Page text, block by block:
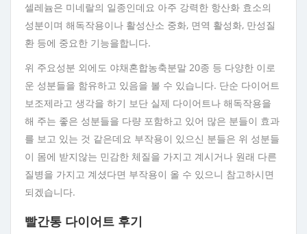
셀레늄은 미네랄의 일종인데요 아주 강력한 항산화 효소의
성분이며 해독작용이나 활성산소 중화, 면역 활성화, 만성질
환 등에 중요한 기능을합니다.
위 주요성분 외에도 야채혼합농축분말 20종 등 다양한 이로
운 성분들을 함유하고 있음을 볼 수 있습니다. 단순 다이어트
보조제라고 생각을 하기 보단 실제 다이어트나 해독작용을
해 주는 좋은 성분들을 다량 포함하고 있어 많은 분들이 효과
를 보고 있는 것 같은데요 부작용이 있으신 분들은 위 성분들
이 몸에 받지않는 민감한 체질을 가지고 계시거나 원래 다른
질병을 가지고 계셨다면 부작용이 올 수 있으니 참고하시면
되겠습니다.
빨간통 다이어트 후기